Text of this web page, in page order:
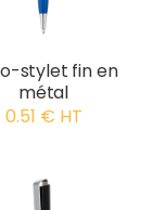
stylet fin en
métal
0.51 € HT